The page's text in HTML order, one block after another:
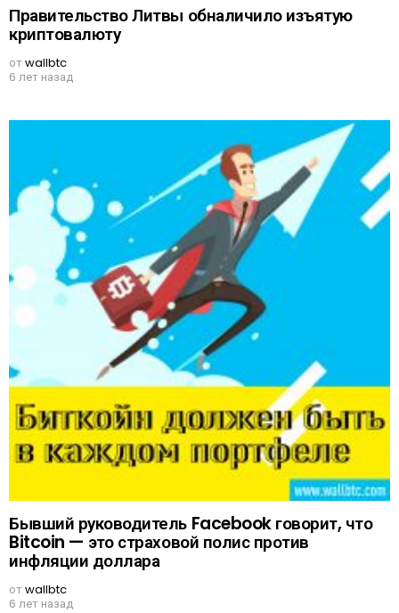
Правительство Литвы обналичило изъятую
криптовалюту
отwallbtc
6 лет назад
Бывший руководитель Facebook говорит, что
Bitcoin — это страховой полис против
инфляции доллара
отwallbtc
6 лет назад